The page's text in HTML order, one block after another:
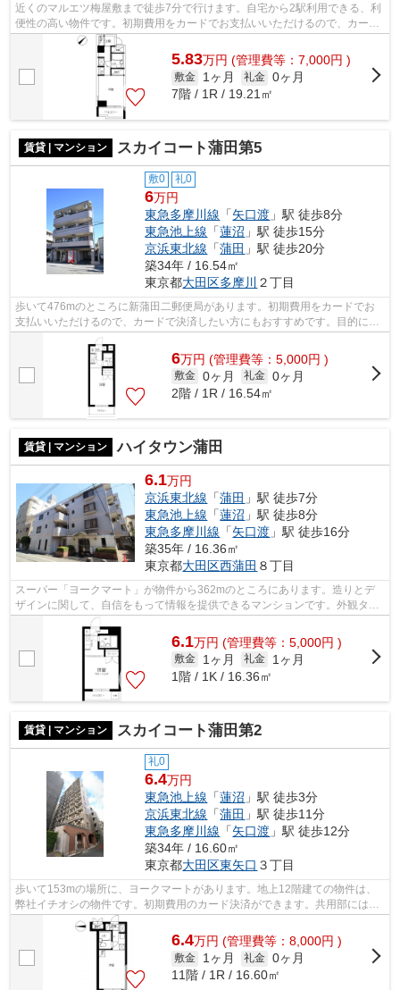
近くのマルエツ梅屋敷まで徒歩7分で行けます。自宅から2駅利用できる、利
便性の高い物件です。初期費用をカードでお支払いいただけるので、カード
で決済したい方にもおすすめです。共...
5.83万円 (管理費等：7,000円 )
敷金 1ヶ月 礼金 0ヶ月
7階 / 1R / 19.21㎡
賃貸 | マンション スカイコート蒲田第5
敷0 礼0
6万円
東急多摩川線 「矢口渡 」駅 徒歩8分
東急池上線 「蓮沼 」駅 徒歩15分
京浜東北線 「蒲田 」駅 徒歩20分
築34年 / 16.54㎡
東京都大田区多摩川 ２丁目
歩いて476mのところに新蒲田二郵便局があります。初期費用をカードでお
支払いいただけるので、カードで決済したい方にもおすすめです。目的に応
じて駅を選べることが、2駅利用できるこ...
6万円 (管理費等：5,000円 )
敷金 0ヶ月 礼金 0ヶ月
2階 / 1R / 16.54㎡
賃貸 | マンション ハイタウン蒲田
6.1万円
京浜東北線 「蒲田 」駅 徒歩7分
東急池上線 「蓮沼 」駅 徒歩8分
東急多摩川線 「矢口渡 」駅 徒歩16分
築35年 / 16.36㎡
東京都大田区西蒲田 ８丁目
スーパー「ヨークマート」が物件から362mのところにあります。造りとデ
ザインに関して、自信をもって情報を提供できるマンションです。外観タイ
ル張りは、ランニングコストがあまりか...
6.1万円 (管理費等：5,000円 )
敷金 1ヶ月 礼金
1ヶ月
1階 / 1K / 16.36㎡
賃貸 | マンション スカイコート蒲田第2
礼0
6.4万円
東急池上線 「蓮沼 」駅 徒歩3分
京浜東北線 「蒲田 」駅 徒歩11分
東急多摩川線 「矢口渡 」駅 徒歩12分
築34年 / 16.60㎡
東京都大田区東矢口 ３丁目
歩いて153mの場所に、ヨークマートがあります。地上12階建ての物件は、
弊社イチオシの物件です。初期費用のカード決済ができます。共用部にはエ
レベータ・敷地内ごみ置き場などが揃っ...
6.4万円 (管理費等：8,000円 )
敷金 1ヶ月 礼金 0ヶ月
11階 / 1R / 16.60㎡